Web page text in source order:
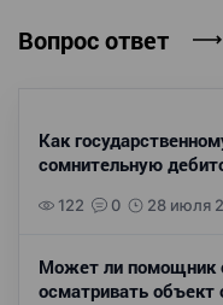
Вопрос ответ
Как
сомнительную
122 0 28 июля
Может ли помощник
осматривать объект